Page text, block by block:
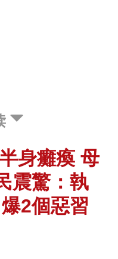
身癱瘓 母
震驚：執
2個惡習